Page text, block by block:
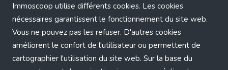
Immoscoop utilise différents cookies. Les cookies
nécessaires garantissent le fonctionnement du site web.
Vous ne pouvez pas les refuser. D'autres cookies
améliorent le confort de l'utilisateur ou permettent de
cartographier l'utilisation du site web. Sur la base du
Application error: a client-side exception has occurred (see the
browser console for more information)